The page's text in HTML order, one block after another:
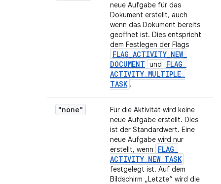
neue Aufgabe für das
Dokument erstellt, auch
wenn das Dokument bereits
geöffnet ist. Dies entspricht
dem Festlegen der Flags
FLAG_ACTIVITY_NEW_
DOCUMENT und FLAG_
ACTIVITY_MULTIPLE_
TASK .
"none"
Für die Aktivität wird keine
neue Aufgabe erstellt. Dies
ist der Standardwert. Eine
neue Aufgabe wird nur
erstellt, wenn
FLAG_
ACTIVITY_NEW_TASK
festgelegt ist. Auf dem
Bildschirm „Letzte“ wird die